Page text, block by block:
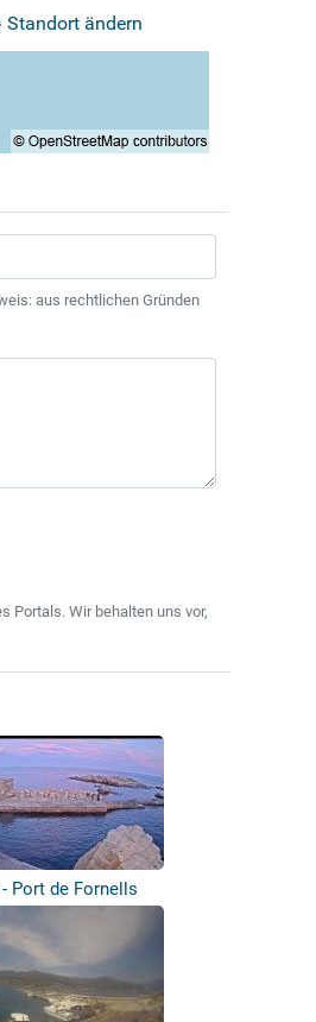
Standort ändern
aus rechtlichen Gründen
Portals. Wir behalten uns vor,
- Port de Fornells